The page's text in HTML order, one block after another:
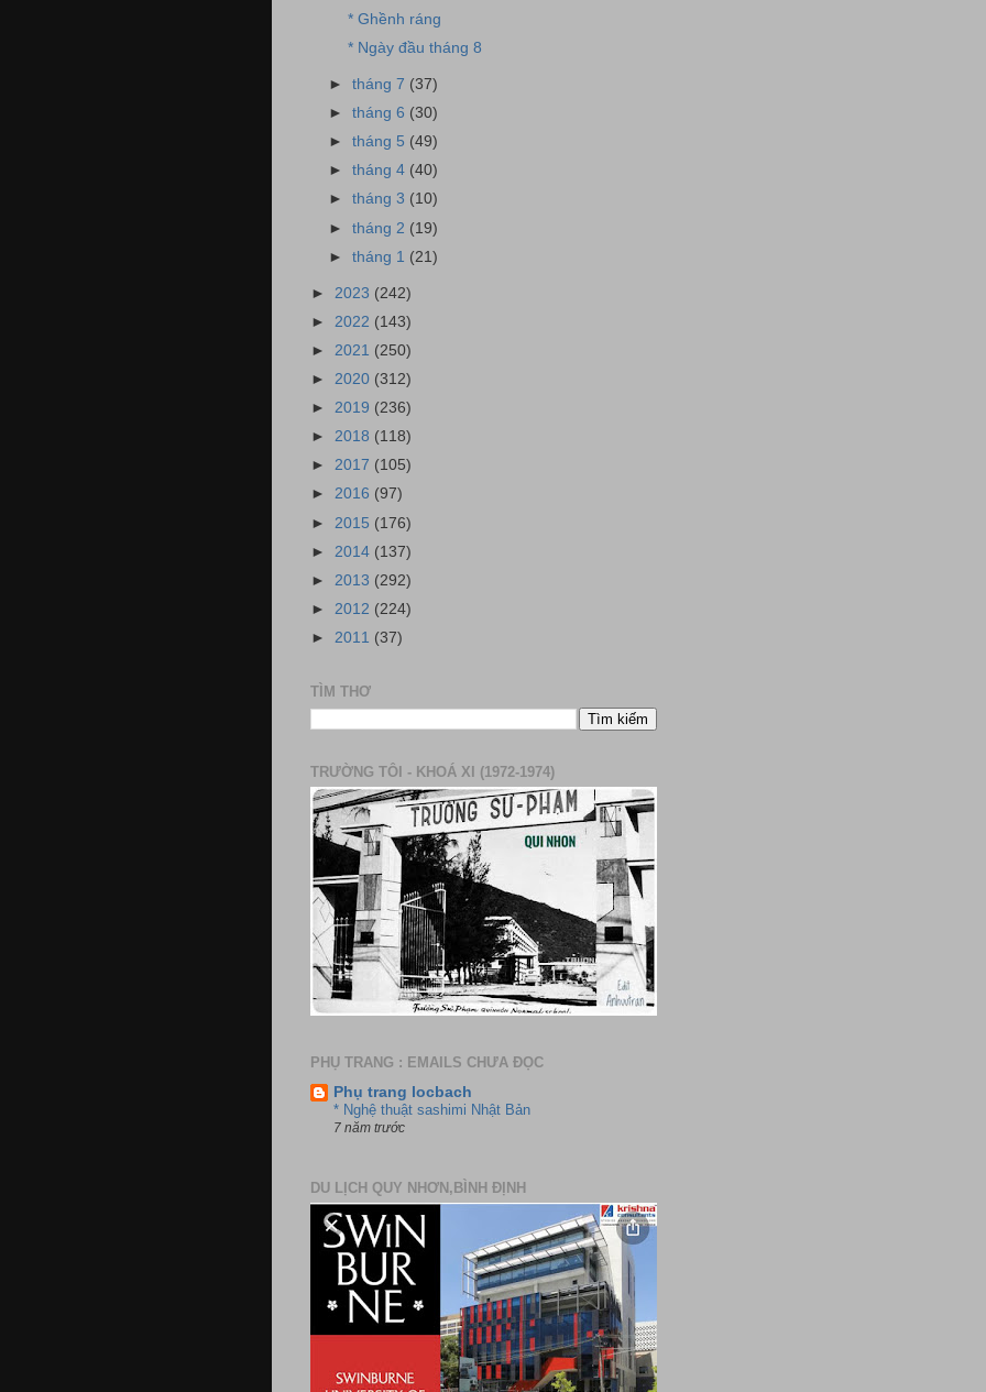
* Ghềnh ráng
* Ngày đầu tháng 8
►tháng 7 (37)
►tháng 6 (30)
►tháng 5 (49)
►tháng 4 (40)
►tháng 3 (10)
►tháng 2 (19)
►tháng 1 (21)
► 2023 (242)
► 2022 (143)
► 2021 (250)
► 2020 (312)
► 2019 (236)
► 2018 (118)
► 2017 (105)
► 2016 (97)
► 2015 (176)
► 2014 (137)
► 2013 (292)
► 2012 (224)
► 2011 (37)
TÌM THƠ
TRƯỜNG TÔI - KHOÁ XI (1972-1974)
PHỤ TRANG : EMAILS CHƯA ĐỌC
Phụ trang locbach
* Nghệ thuật sashimi Nhật Bản
7 năm trước
DU LỊCH QUY NHƠN,BÌNH ĐỊNH